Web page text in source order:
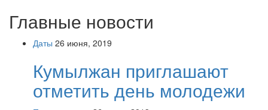
Главные новости
Даты 26 июня, 2019
Кумылжан приглашают
отметить день молодежи